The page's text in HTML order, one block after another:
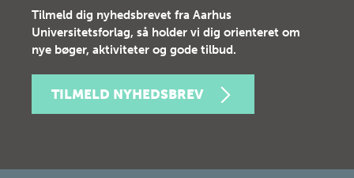
Tilmeld dig nyhedsbrevet fra Aarhus
Universitetsforlag, så holder vi dig orienteret om
nye bøger, aktiviteter og gode tilbud.
TILMELD NYHEDSBREV